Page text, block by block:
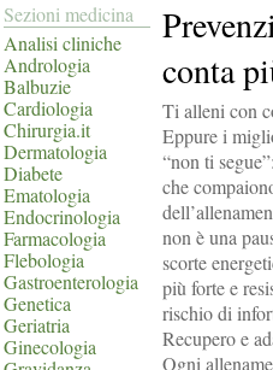
Sezioni medicina
Analisi cliniche
Andrologia
Balbuzie
Cardiologia
Chirurgia.it
Dermatologia
Diabete
Ematologia
Endocrinologia
Farmacologia
Flebologia
Gastroenterologia
Genetica
Geriatria
Ginecologia
conta
Ti alleni con
Eppure i
“non ti
che
non è una
scorte
più forte e
rischio di
Recupero e
Ogni